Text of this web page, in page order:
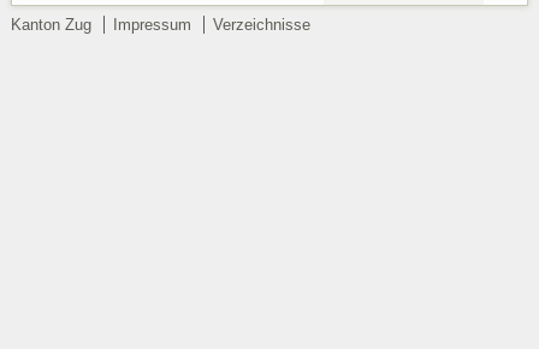
Kanton Zug
Impressum Verzeichnisse